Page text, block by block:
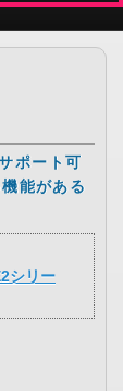
ポート可
能がある
シリー